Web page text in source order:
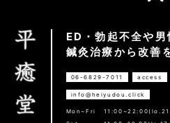
ED・勃起不全や
鍼灸治療から改善
06-6829-7011 access
info@heiyudou.click
Mon~Fri